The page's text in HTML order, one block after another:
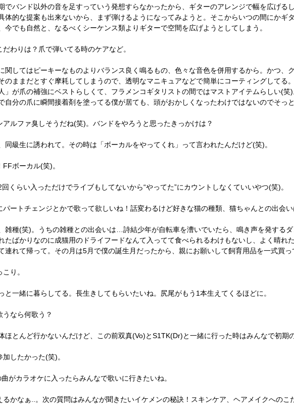
でバンド以外の音を足すっていう発想すらなかったから、ギターのアレンジで幅を広げる
体的な提案も出来ないから、まず弾けるようになってみようと。そこからいつの間にかギ
今でも自然と、なるべくシーケンス類よりギターで空間を広げようとしてしまう。
わりは？爪で弾いてる時のケアなど。
関してはピーキーなものよりバランス良く鳴るもの、色々な音色を併用するから。かつ、
のままだとすぐ摩耗してしまうので、透明なマニキュアなどで簡単にコーティングして
」が爪の補強にベストらしくて、フラメンコギタリストの間ではマストアイテムらしい(
自分の爪に瞬間接着剤を塗ってる僕が居ても、頭がおかしくなったわけではないのでそっ
ルファ臭しそうだね(笑)。バンドをやろうと思ったきっかけは？
同級生に誘われて。その時は「ボーカルをやってくれ」って言われたんだけど(笑)。
ボーカル(笑)。
くらい入っただけでライブもしてないから“やってた”にカウントしなくていいやつ(笑)。
パートチェンジとかで歌って欲しいね！話変わるけど好きな猫の種類、猫ちゃんとの出会
雑種(笑)。うちの雑種との出会いは…詩結少年が自転車を漕いでいたら、鳴き声を発する
たばかりなのに成猫用のドライフードなんて入ってて食べられるわけもないし、よく晴れ
連れて帰って。その月は5月で僕の誕生月だったから、親にお願いして飼育用品を一式買っ
り。
と一緒に暮らしてる。長生きしてもらいたいね。尻尾がもう1本生えてくるほどに。
なら何歌う？
ほとんど行かないんだけど、この前双真(Vo)とS1TK(Dr)と一緒に行った時はみんなで初
したかった(笑)。
がカラオケに入ったらみんなで歌いに行きたいね。
るかなぁ..。次の質問はみんなが聞きたいイケメンの秘訣！スキンケア、ヘアメイクへのこ